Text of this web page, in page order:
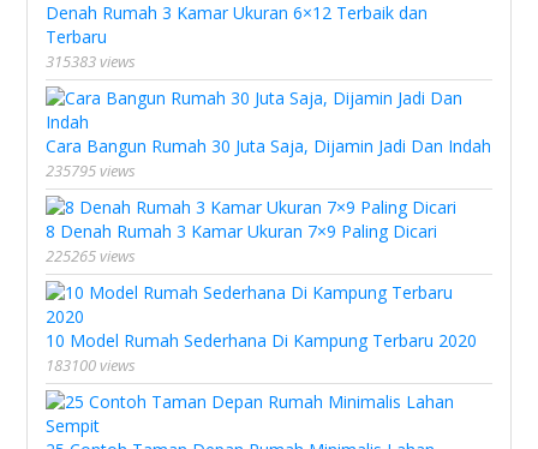
Denah Rumah 3 Kamar Ukuran 6×12 Terbaik dan
Terbaru
315383 views
Cara Bangun Rumah 30 Juta Saja, Dijamin Jadi Dan Indah
235795 views
8 Denah Rumah 3 Kamar Ukuran 7×9 Paling Dicari
225265 views
10 Model Rumah Sederhana Di Kampung Terbaru 2020
183100 views